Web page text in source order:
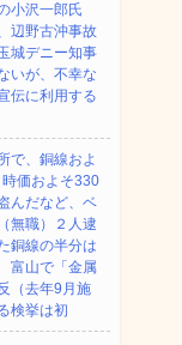
小沢一郎氏
辺野古沖事故
城デニー知事
いが、不幸な
伝に利用する
で、銅線およ
価およそ330
んだなど、ベ
無職）２人逮
銅線の半分は
富山で「金属
（去年9月施
検挙は初